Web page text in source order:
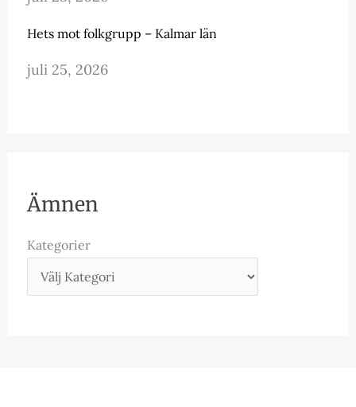
Hets mot folkgrupp – Kalmar län
juli 25, 2026
Ämnen
Kategorier